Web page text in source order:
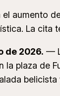
el aumento
La cita
de 2026. —
la plaza de